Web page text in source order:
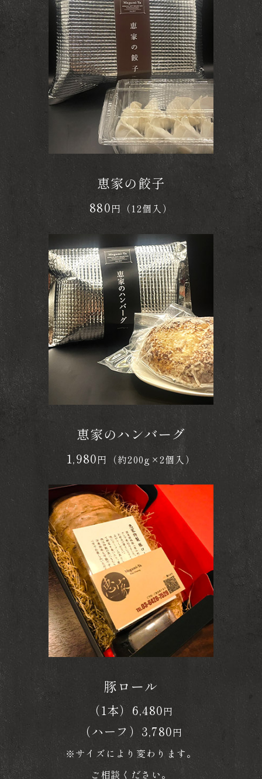
恵家の餃子
880円（12個入）
恵家のハンバーグ
1,980円（約200g×2個入）
豚ロール
（1本）6,480円
（ハーフ）3,780円
※サイズにより変わります。
ご相談ください。